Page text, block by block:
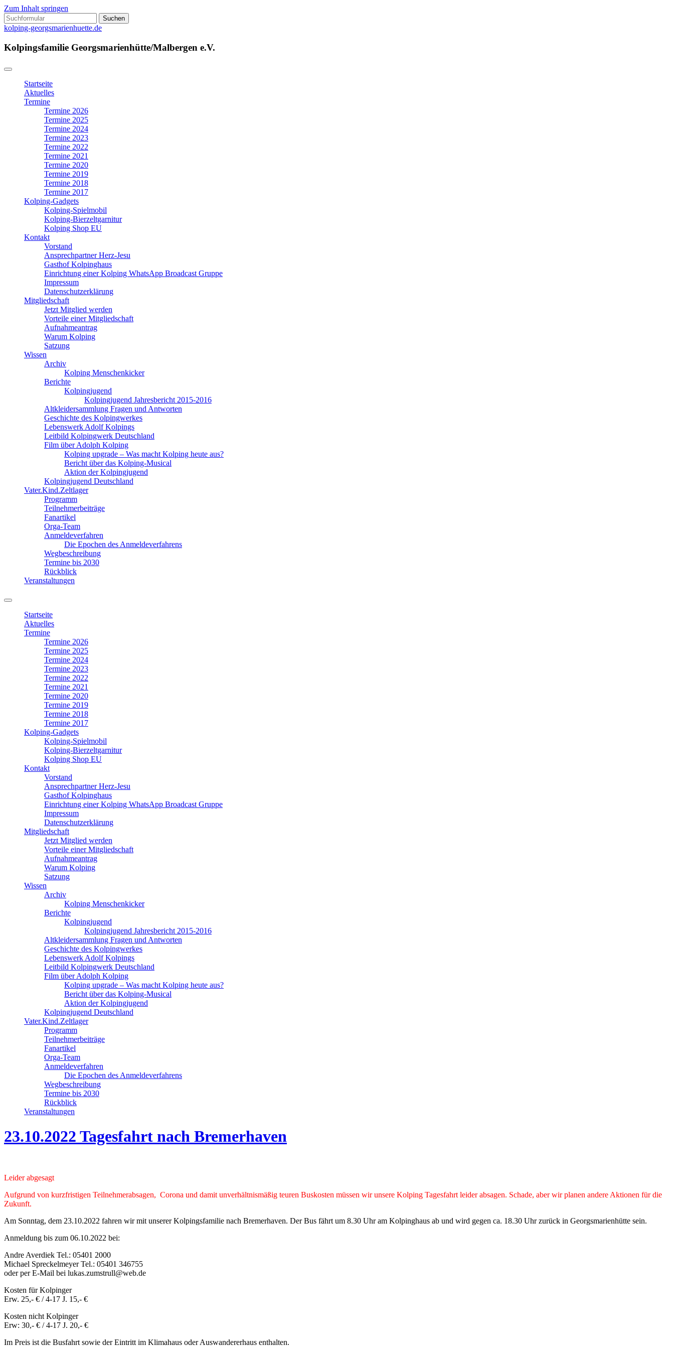
Zum Inhalt springen
Suchen
nach:
kolping-georgsmarienhuette.de
Kolpingsfamilie Georgsmarienhütte/Malbergen e.V.
Startseite
Aktuelles
Termine
Termine 2026
Termine 2025
Termine 2024
Termine 2023
Termine 2022
Termine 2021
Termine 2020
Termine 2019
Termine 2018
Termine 2017
Kolping-Gadgets
Kolping-Spielmobil
Kolping-Bierzeltgarnitur
Kolping Shop EU
Kontakt
Vorstand
Ansprechpartner Herz-Jesu
Gasthof Kolpinghaus
Einrichtung einer Kolping WhatsApp Broadcast Gruppe
Impressum
Datenschutzerklärung
Mitgliedschaft
Jetzt Mitglied werden
Vorteile einer Mitgliedschaft
Aufnahmeantrag
Warum Kolping
Satzung
Wissen
Archiv
Kolping Menschenkicker
Berichte
Kolpingjugend
Kolpingjugend Jahresbericht 2015-2016
Altkleidersammlung Fragen und Antworten
Geschichte des Kolpingwerkes
Lebenswerk Adolf Kolpings
Leitbild Kolpingwerk Deutschland
Film über Adolph Kolping
Kolping upgrade – Was macht Kolping heute aus?
Bericht über das Kolping-Musical
Aktion der Kolpingjugend
Kolpingjugend Deutschland
Vater.Kind.Zeltlager
Programm
Teilnehmerbeiträge
Fanartikel
Orga-Team
Anmeldeverfahren
Die Epochen des Anmeldeverfahrens
Wegbeschreibung
Termine bis 2030
Rückblick
Veranstaltungen
Suchfeld
ein-/ausblenden
Startseite
Aktuelles
Termine
Termine 2026
Termine 2025
Termine 2024
Termine 2023
Termine 2022
Termine 2021
Termine 2020
Termine 2019
Termine 2018
Termine 2017
Kolping-Gadgets
Kolping-Spielmobil
Kolping-Bierzeltgarnitur
Kolping Shop EU
Kontakt
Vorstand
Ansprechpartner Herz-Jesu
Gasthof Kolpinghaus
Einrichtung einer Kolping WhatsApp Broadcast Gruppe
Impressum
Datenschutzerklärung
Mitgliedschaft
Jetzt Mitglied werden
Vorteile einer Mitgliedschaft
Aufnahmeantrag
Warum Kolping
Satzung
Wissen
Archiv
Kolping Menschenkicker
Berichte
Kolpingjugend
Kolpingjugend Jahresbericht 2015-2016
Altkleidersammlung Fragen und Antworten
Geschichte des Kolpingwerkes
Lebenswerk Adolf Kolpings
Leitbild Kolpingwerk Deutschland
Film über Adolph Kolping
Kolping upgrade – Was macht Kolping heute aus?
Bericht über das Kolping-Musical
Aktion der Kolpingjugend
Kolpingjugend Deutschland
Vater.Kind.Zeltlager
Programm
Teilnehmerbeiträge
Fanartikel
Orga-Team
Anmeldeverfahren
Die Epochen des Anmeldeverfahrens
Wegbeschreibung
Termine bis 2030
Rückblick
Veranstaltungen
23.10.2022 Tagesfahrt nach Bremerhaven
Leider abgesagt
Aufgrund von kurzfristigen Teilnehmerabsagen, Corona und damit unverhältnismäßig teuren Buskosten müssen wir unsere Kolping Tagesfahrt leider absagen. Schade, aber wir planen andere Aktionen für die
Zukunft.
Am Sonntag, dem 23.10.2022 fahren wir mit unserer Kolpingsfamilie nach Bremerhaven. Der Bus fährt um 8.30 Uhr am Kolpinghaus ab und wird gegen ca. 18.30 Uhr zurück in Georgsmarienhütte sein.
Anmeldung bis zum 06.10.2022 bei:
Andre Averdiek Tel.: 05401 2000
Michael Spreckelmeyer Tel.: 05401 346755
oder per E-Mail bei lukas.zumstrull@web.de
Kosten für Kolpinger
Erw. 25,- € / 4-17 J. 15,- €
Kosten nicht Kolpinger
Erw: 30,- € / 4-17 J. 20,- €
Im Preis ist die Busfahrt sowie der Eintritt im Klimahaus oder Auswandererhaus enthalten.